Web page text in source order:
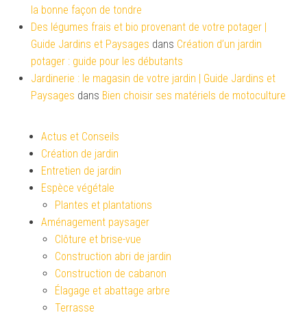
la bonne façon de tondre
Des légumes frais et bio provenant de votre potager |
Guide Jardins et Paysages dans Création d’un jardin
potager : guide pour les débutants
Jardinerie : le magasin de votre jardin | Guide Jardins et
Paysages dans Bien choisir ses matériels de motoculture
Actus et Conseils
Création de jardin
Entretien de jardin
Espèce végétale
Plantes et plantations
Aménagement paysager
Clôture et brise-vue
Construction abri de jardin
Construction de cabanon
Élagage et abattage arbre
Terrasse